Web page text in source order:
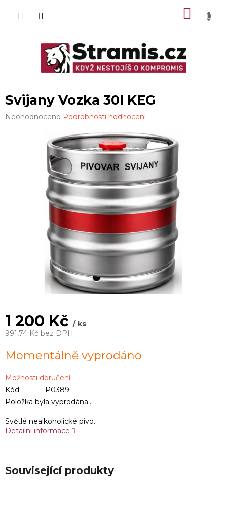
Svijany Vozka 30l KEG
Průměrné
Neohodnoceno Podrobnosti hodnocení
1 200 Kč/ ks
991,74 Kč bez DPH
cena:
Momentálně vyprodáno
Možnosti doručení
Kód:
P0389
Položka byla vyprodána…
Světlé nealkoholické pivo.
Detailní informace
Související produkty